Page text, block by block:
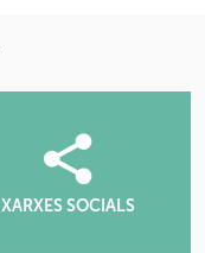
XARXES SOCIALS